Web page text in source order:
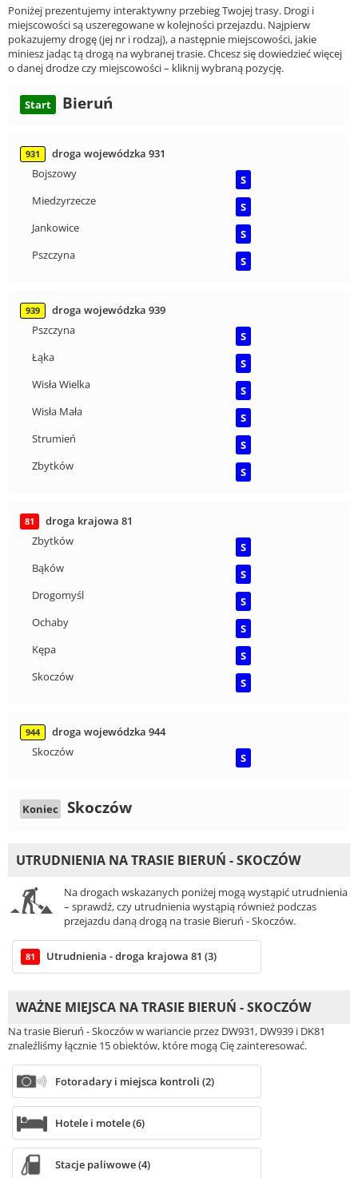
Poniżej prezentujemy interaktywny przebieg Twojej trasy. Drogi i
miejscowości są uszeregowane w kolejności przejazdu. Najpierw
pokazujemy drogę (jej nr i rodzaj), a następnie miejscowości, jakie
miniesz jadąc tą drogą na wybranej trasie. Chcesz się dowiedzieć więcej
o danej drodze czy miejscowości – kliknij wybraną pozycję.
Start Bieruń
931
droga wojewódzka 931
Bojszowy
S
Miedzyrzecze
S
Jankowice
S
Pszczyna
S
939
droga wojewódzka 939
Pszczyna
S
Łąka
S
Wisła Wielka
S
Wisła Mała
S
Strumień
S
Zbytków
S
81
droga krajowa 81
Zbytków
S
Bąków
S
Drogomyśl
S
Ochaby
S
Kępa
S
Skoczów
S
944
droga wojewódzka 944
Skoczów
S
Koniec Skoczów
UTRUDNIENIA NA TRASIE BIERUŃ - SKOCZÓW
Na drogach wskazanych poniżej mogą wystąpić utrudnienia
– sprawdź, czy utrudnienia wystąpią również podczas
przejazdu daną drogą na trasie Bieruń - Skoczów.
81 Utrudnienia - droga krajowa 81 (3)
WAŻNE MIEJSCA NA TRASIE BIERUŃ - SKOCZÓW
Na trasie Bieruń - Skoczów w wariancie przez DW931, DW939 i DK81
znaleźliśmy łącznie 15 obiektów, które mogą Cię zainteresować.
Fotoradary i miejsca kontroli (2)
Hotele i motele (6)
Stacje paliwowe (4)